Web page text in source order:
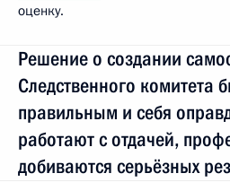
оценку.
Решение о создании
Следственного комитета
правильным и себя
работают с отдачей,
добиваются серьёзных